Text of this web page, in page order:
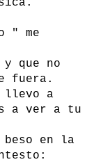
" me
y que no
fuera.
llevo a
a ver a tu
en la